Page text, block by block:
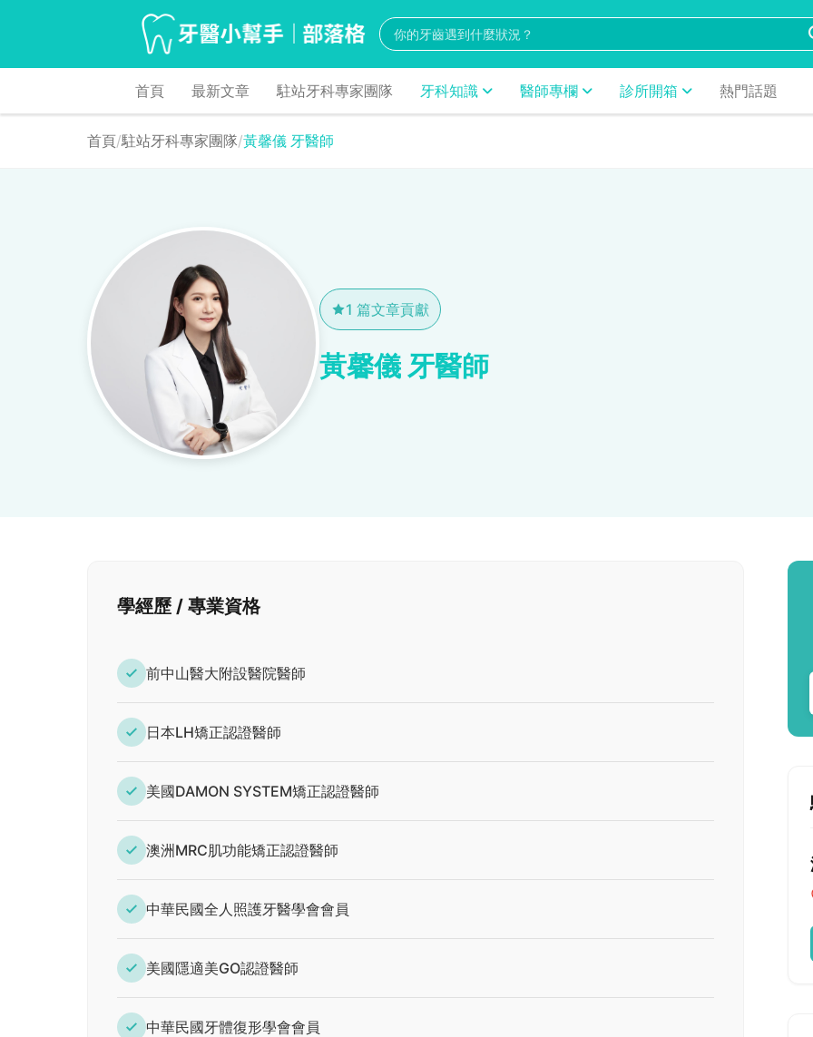
首頁 最新文章 駐站牙科專家團隊 牙科知識 醫師專欄 診所開箱 熱門話題
首頁/駐站牙科專家團隊/黃馨儀 牙醫師
1 篇文章貢獻
黃馨儀 牙醫師
學經歷 / 專業資格
前中山醫大附設醫院醫師
日本LH矯正認證醫師
美國DAMON SYSTEM矯正認證醫師
澳洲MRC肌功能矯正認證醫師
中華民國全人照護牙醫學會會員
美國隱適美GO認證醫師
中華民國牙體復形學會會員